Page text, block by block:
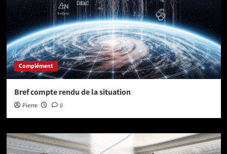
Complément
Bref compte rendu de la situation
Pierre 0